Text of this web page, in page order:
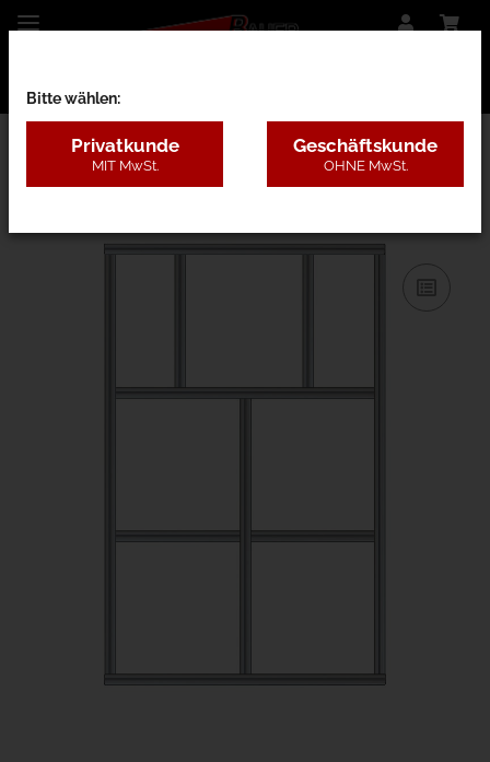
31AC - B=1,3-2m, H=3,1-5m
Bitte wählen:
Privatkunde
MIT MwSt.
Geschäftskunde
OHNE MwSt.